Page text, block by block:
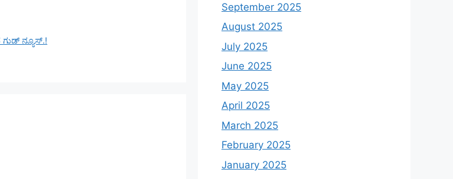
ಗುಡ್ ನ್ಯೂಸ್.!
September 2025
August 2025
July 2025
June 2025
May 2025
April 2025
March 2025
February 2025
January 2025